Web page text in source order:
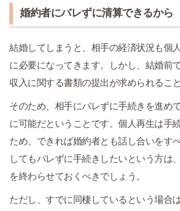
婚約者にバレずに清算できるから
結婚してしまうと、相手の経済状況も個
に必要になってきます。しかし、結婚前
収入に関する書類の提出が求められるこ
そのため、相手にバレずに手続きを進め
に可能だということです。個人再生は手
ため、できれば婚約者とも話し合いをす
してもバレずに手続きしたいという方は
を終わらせておくべきでしょう。
ただし、すでに同棲しているという場合